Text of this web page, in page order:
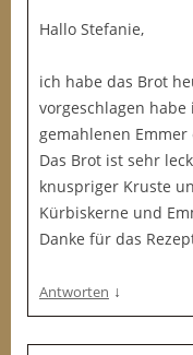
Hallo Stefanie,
ich habe das Brot
vorgeschlagen
gemahlenen
Das Brot ist sehr
knuspriger Kruste
Kürbiskerne und
Danke für das
Antworten ↓